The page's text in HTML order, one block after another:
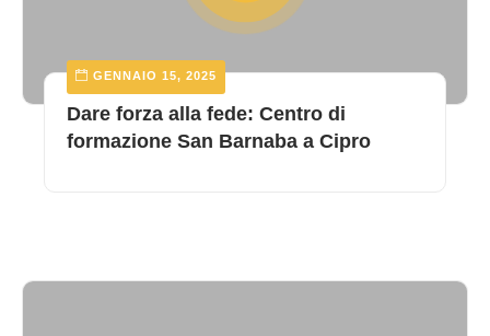
GENNAIO 15, 2025
Dare forza alla fede: Centro di
formazione San Barnaba a Cipro